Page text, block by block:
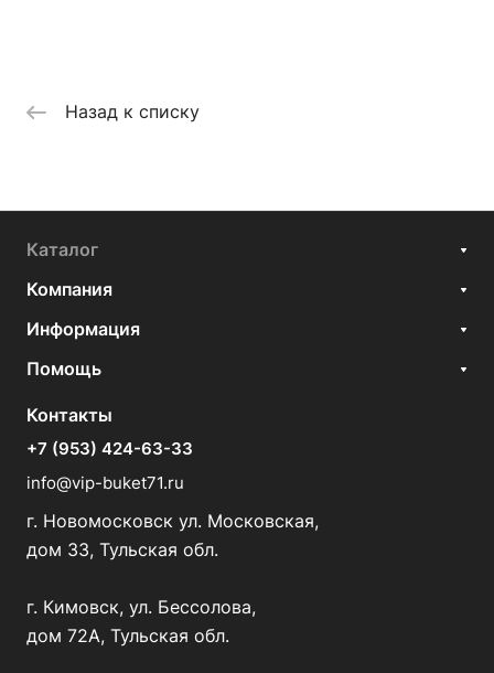
Назад к списку
Каталог
Компания
Информация
Помощь
Контакты
+7 (953) 424-63-33
info@vip-buket71.ru
г. Новомосковск ул. Московская,
дом 33, Тульская обл.
г. Кимовск, ул. Бессолова,
дом 72А, Тульская обл.